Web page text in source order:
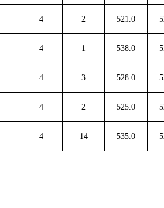
4 2 521.0
4 1 538.0
4 3 528.0
4 2 525.0
4 14 535.0